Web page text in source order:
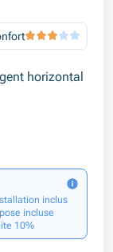
horizontal
inclus
incluse
10%